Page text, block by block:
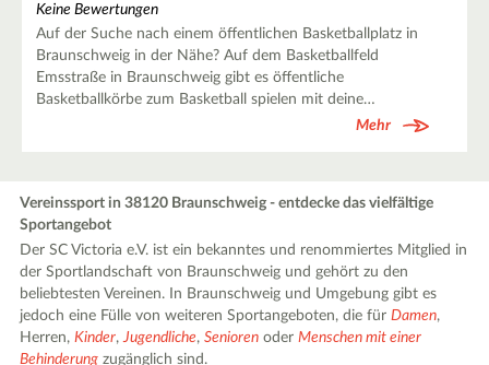
Keine Bewertungen
Auf der Suche nach einem öffentlichen Basketballplatz in
Braunschweig in der Nähe? Auf dem Basketballfeld
Emsstraße in Braunschweig gibt es öffentliche
Basketballkörbe zum Basketball spielen mit deine…
Mehr
Vereinssport in 38120 Braunschweig - entdecke das vielfältige
Sportangebot
Der SC Victoria e.V. ist ein bekanntes und renommiertes Mitglied in
der Sportlandschaft von Braunschweig und gehört zu den
beliebtesten Vereinen. In Braunschweig und Umgebung gibt es
jedoch eine Fülle von weiteren Sportangeboten, die fürDamen,
Herren,Kinder,Jugendliche,Senioren oderMenschen mit einer
Behinderung zugänglich sind.